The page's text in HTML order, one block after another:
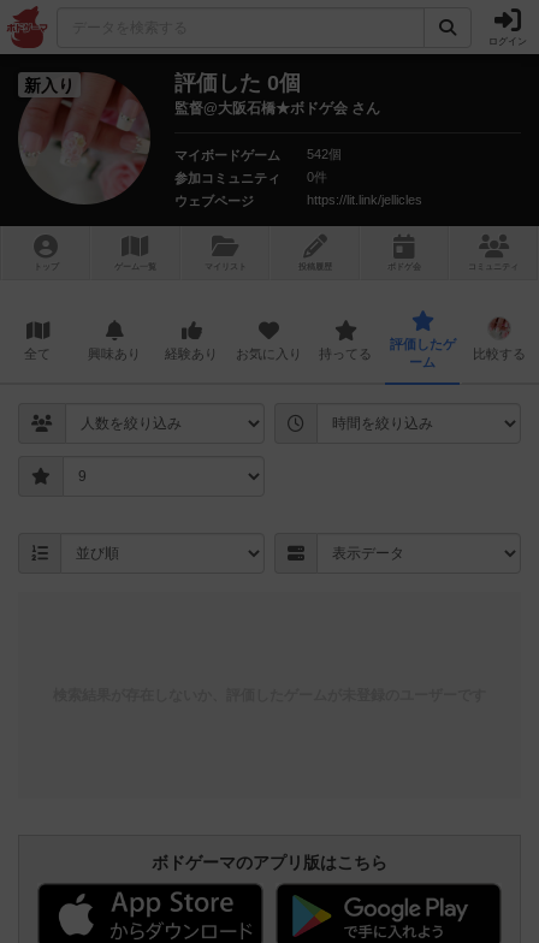
ログイン
新入り 評価した 0個
監督@大阪石橋★ボドゲ会 さん
マイボードゲーム
542個
参加コミュニティ
0件
ウェブページ
https://lit.link/jellicles
トップ ゲーム一覧 マイリスト 投稿履歴 ボ ドゲ コミュニティ
全て 興味あり 経験あり お気に入り 持ってる
評価したゲ
ーム
比較する
ボドゲーマのアプリ版はこちら